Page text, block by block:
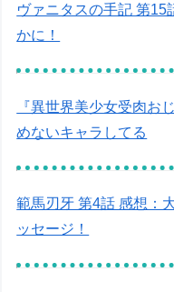
ヴァニタスの手記 第15
かに！
『異世界美少女受肉お
めないキャラしてる
範馬刃牙 第4話 感想：
ッセージ！